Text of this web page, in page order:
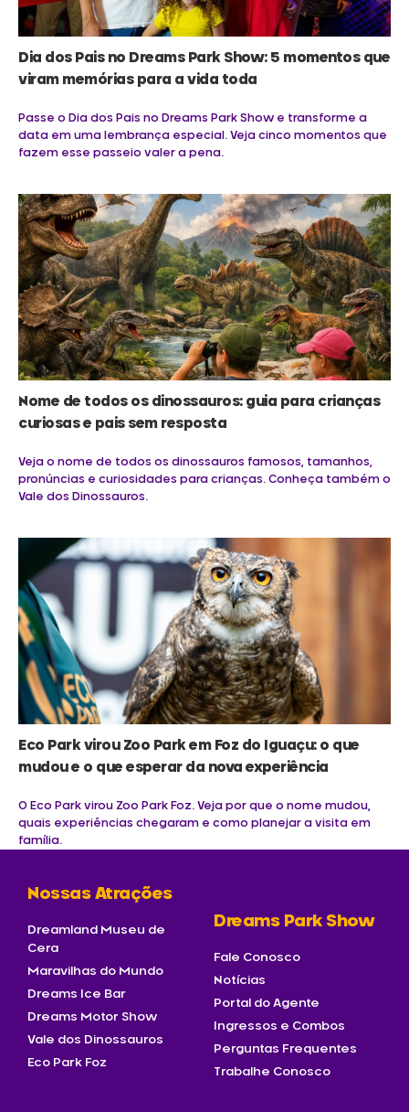
Dia dos Pais no Dreams Park Show: 5 momentos que
viram memórias para a vida toda
Passe o Dia dos Pais no Dreams Park Show e transforme a
data em uma lembrança especial. Veja cinco momentos que
fazem esse passeio valer a pena.
Nome de todos os dinossauros: guia para crianças
curiosas e pais sem resposta
Veja o nome de todos os dinossauros famosos, tamanhos,
pronúncias e curiosidades para crianças. Conheça também o
Vale dos Dinossauros.
Eco Park virou Zoo Park em Foz do Iguaçu: o que
mudou e o que esperar da nova experiência
O Eco Park virou Zoo Park Foz. Veja por que o nome mudou,
quais experiências chegaram e como planejar a visita em
família.
Nossas Atrações
Dreamland Museu de
Cera
Maravilhas do Mundo
Dreams Ice Bar
Dreams Motor Show
Vale dos Dinossauros
Eco Park Foz
Dreams Park Show
Fale Conosco
Notícias
Portal do Agente
Ingressos e Combos
Perguntas Frequentes
Trabalhe Conosco